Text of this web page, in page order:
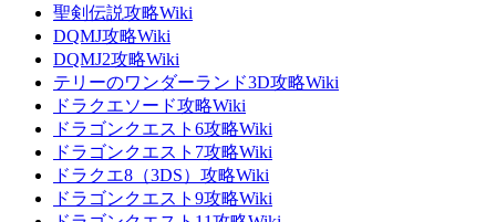
聖剣伝説攻略Wiki
DQMJ攻略Wiki
DQMJ2攻略Wiki
テリーのワンダーランド3D攻略Wiki
ドラクエソード攻略Wiki
ドラゴンクエスト6攻略Wiki
ドラゴンクエスト7攻略Wiki
ドラクエ8（3DS）攻略Wiki
ドラゴンクエスト9攻略Wiki